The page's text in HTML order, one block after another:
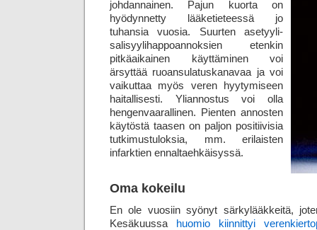
johdannainen. Pajun kuorta on
hyödynnetty lääke­tieteessä jo
tuhansia vuosia. Suurten asetyyli­
salisyyli­happo­annoksien etenkin
pitkä­aikainen käyttäminen voi
ärsyttää ruoan­sulatus­kanavaa ja voi
vaikuttaa myös veren hyytymiseen
haitallisesti. Yli­annostus voi olla
hengen­vaarallinen. Pienten annosten
käytöstä taasen on paljon positiivisia
tutkimus­tuloksia, mm. erilaisten
infarktien ennalta­ehkäisyssä.
Oma kokeilu
En ole vuosiin syönyt särkylääkkeitä,
Kesäkuussa huomio kiinnittyi